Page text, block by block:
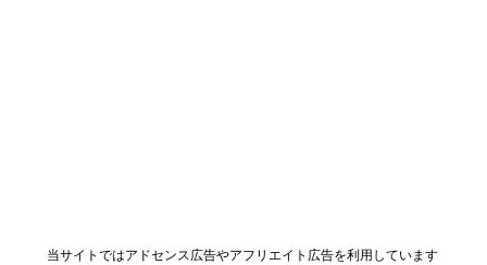
当サイトではアドセンス広告やアフリエイト広告を利用しています